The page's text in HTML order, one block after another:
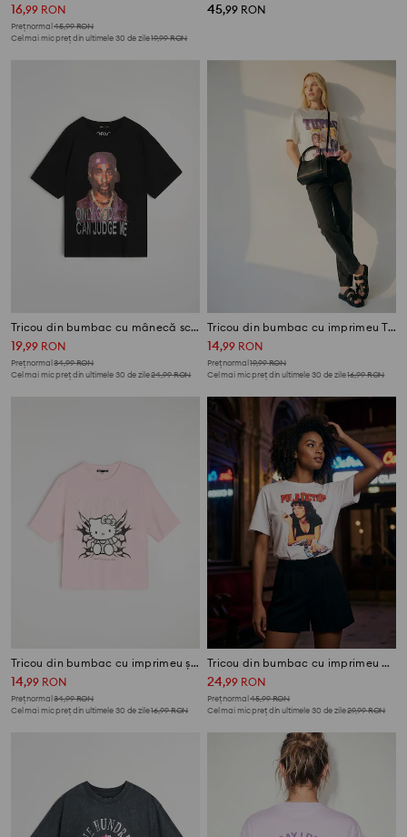
16,99 RON
Preț normal45,99RON
Cel mai mic preț din ultimele 30 de zile19,99RON
45,99 RON
Tricou din bumbac cu mânecă scurtă 2Pac
19,99 RON
Preț normal34,99RON
Cel mai mic preț din ultimele 30 de zile24,99RON
Tricou din bumbac cu imprimeu Tupac
14,99 RON
Preț normal19,99RON
Cel mai mic preț din ultimele 30 de zile16,99RON
Tricou din bumbac cu imprimeu și pietre decorative Hello Kitty
14,99 RON
Preț normal34,99RON
Cel mai mic preț din ultimele 30 de zile16,99RON
Tricou din bumbac cu imprimeu Pulp Fiction
24,99 RON
Preț normal45,99RON
Cel mai mic preț din ultimele 30 de zile29,99RON